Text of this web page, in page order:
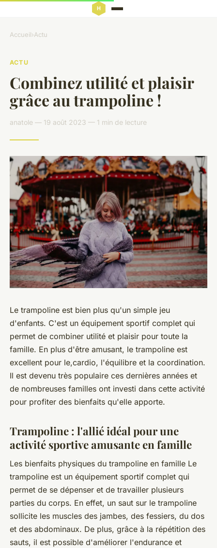
Accueil›Actu
ACTU
Combinez utilité et plaisir
grâce au trampoline !
anatole — 19 août 2023 — 1 min de lecture
Le trampoline est bien plus qu'un simple jeu
d'enfants. C'est un équipement sportif complet qui
permet de combiner utilité et plaisir pour toute la
famille. En plus d'être amusant, le trampoline est
excellent pour le,cardio, l'équilibre et la coordination.
Il est devenu très populaire ces dernières années et
de nombreuses familles ont investi dans cette activité
pour profiter des bienfaits qu'elle apporte.
Trampoline : l'allié idéal pour une
activité sportive amusante en famille
Les bienfaits physiques du trampoline en famille Le
trampoline est un équipement sportif complet qui
permet de se dépenser et de travailler plusieurs
parties du corps. En effet, un saut sur le trampoline
sollicite les muscles des jambes, des fessiers, du dos
et des abdominaux. De plus, grâce à la répétition des
sauts, il est possible d'améliorer l'endurance et